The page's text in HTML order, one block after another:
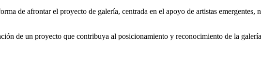
de afrontar el proyecto de galería, centrada en el apoyo de artistas emergentes,
de un proyecto que contribuya al posicionamiento y reconocimiento de la